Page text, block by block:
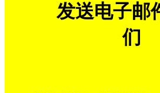
发送电子邮
们